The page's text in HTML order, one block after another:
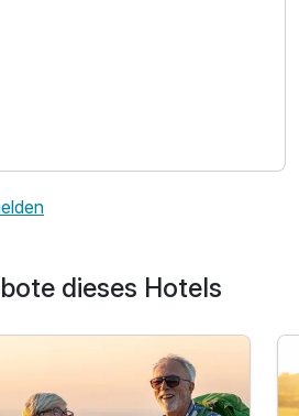
dieses Hotels